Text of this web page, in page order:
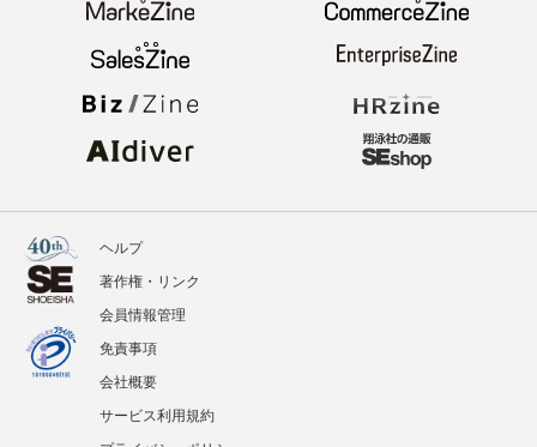
ヘルプ
著作権・リンク
会員情報管理
免責事項
会社概要
サービス利用規約